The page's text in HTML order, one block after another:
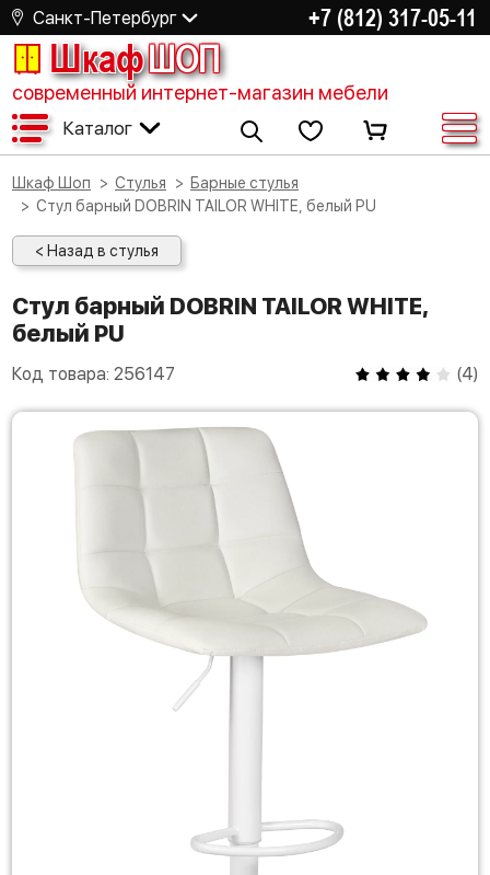
Санкт-Петербург +7 (812) 317-05-11
ШкафШОП
современный интернет-магазин мебели
Каталог
Шкаф Шоп Стулья
Барные стулья
Стул барный DOBRIN TAILOR WHITE, белый PU
< Назад в стулья
Стул барный DOBRIN TAILOR WHITE,
белый PU
Код товара: 256147 (4)